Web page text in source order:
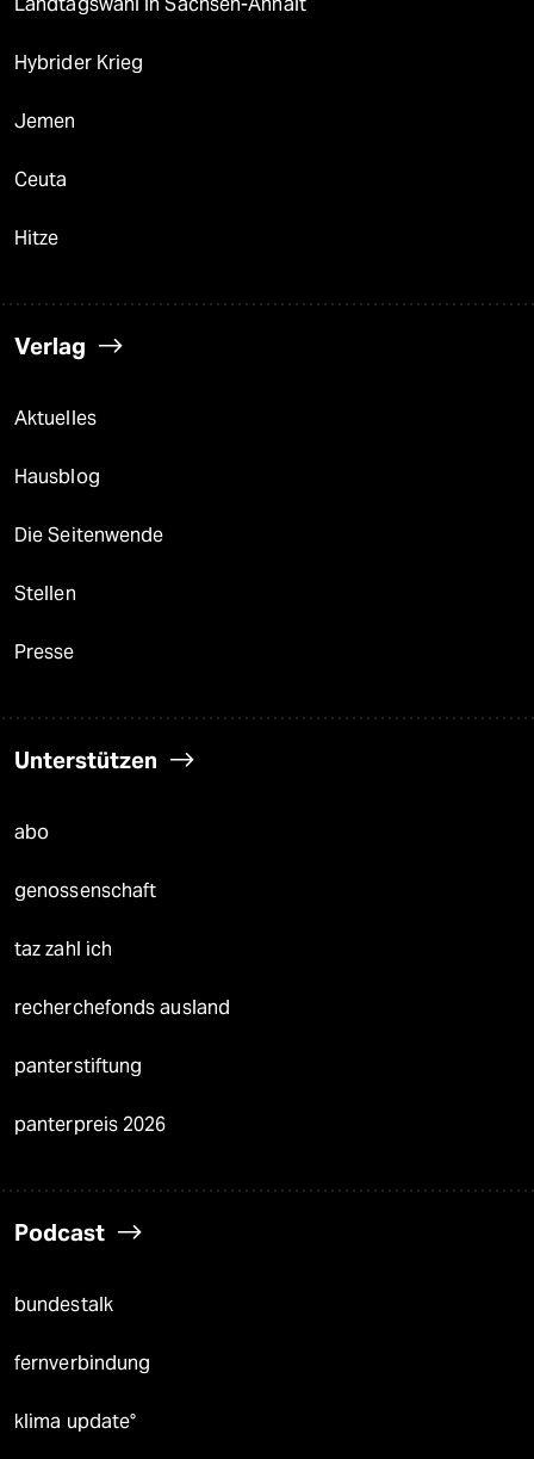
Landtagswahl in Sachsen-Anhalt
Hybrider Krieg
Jemen
Ceuta
Hitze
Verlag
Aktuelles
Hausblog
Die Seitenwende
Stellen
Presse
Unterstützen
abo
genossenschaft
taz zahl ich
recherchefonds ausland
panterstiftung
panterpreis 2026
Podcast
bundestalk
fernverbindung
klima update°